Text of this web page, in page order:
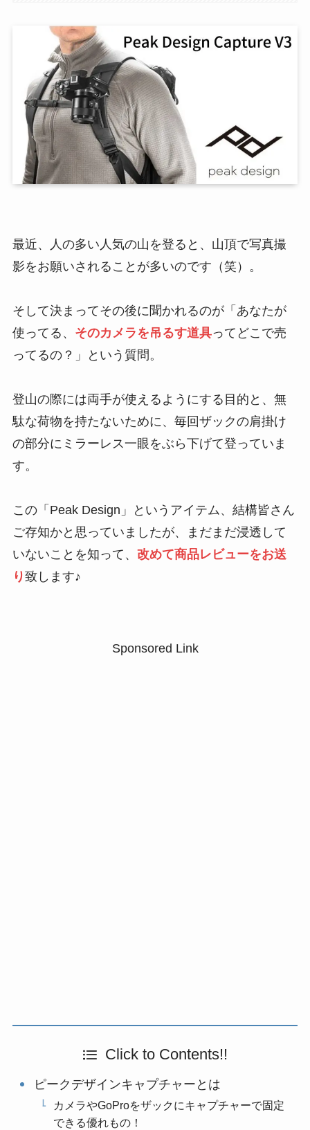
最近、人の多い人気の山を登ると、山頂で写真撮
影をお願いされることが多いのです（笑）。
そして決まってその後に聞かれるのが「あなたが
使ってる、 そのカメラを吊るす道具ってどこで売
ってるの？」という質問。
登山の際には両手が使えるようにする目的と、無
駄な荷物を持たないために、毎回ザックの肩掛け
の部分にミラーレス一眼をぶら下げて登っていま
す。
この「 Peak Design 」というアイテム、結構皆さん
ご存知かと思っていましたが、まだまだ浸透して
いないことを知って、 改めて商品レビューをお送
り致します♪
Sponsored Link
Click to Contents!!
ピークデザインキャプチャーとは
カメラやGoProをザックにキャプチャーで固定
できる優れもの！